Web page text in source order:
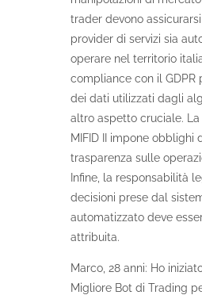
trader devono
provider di servizi sia
operare nel territorio
compliance con il GDPR
dei dati utilizzati dagli
altro aspetto cruciale. La
MIFID II impone obblighi
trasparenza sulle
Infine, la responsabilità
decisioni prese dal
automatizzato deve
attribuita.
Marco, 28 anni: Ho
Migliore Bot di Trading